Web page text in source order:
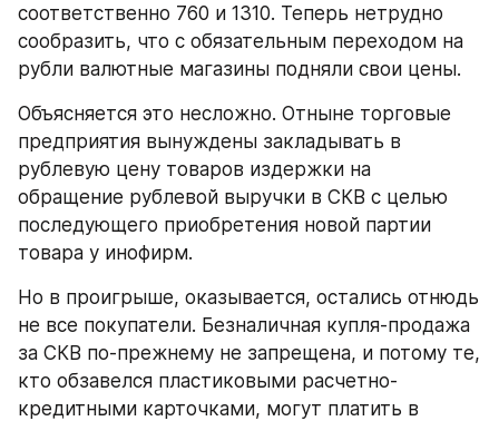
соответственно 760 и 1310. Теперь нетрудно
сообразить, что с обязательным переходом на
рубли валютные магазины подняли свои цены.
Объясняется это несложно. Отныне торговые
предприятия вынуждены закладывать в
рублевую цену товаров издержки на
обращение рублевой выручки в СКВ с целью
последующего приобретения новой партии
товара у инофирм.
Но в проигрыше, оказывается, остались отнюдь
не все покупатели. Безналичная купля-продажа
за СКВ по-прежнему не запрещена, и потому те,
кто обзавелся пластиковыми расчетно-
кредитными карточками, могут платить в